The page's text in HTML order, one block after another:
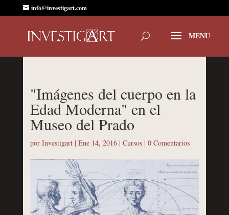
info@investigart.com
"Imágenes del cuerpo en la
Edad Moderna" en el
Museo del Prado
por Investigart| Ene 14, 2016| Cursos| 0 Comentarios